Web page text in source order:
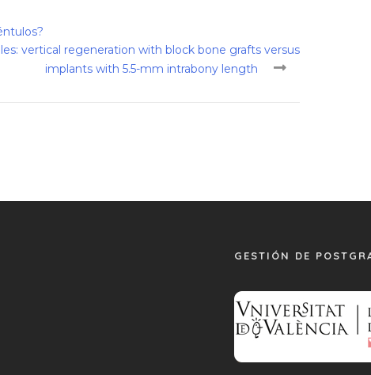
vertical regeneration with block bone grafts versus
implants with 5.5-mm intrabony length
GESTIÓN DE